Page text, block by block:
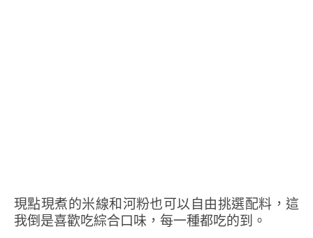
現點現煮的米線和河粉也可以自由挑選配料，這
我倒是喜歡吃綜合口味，每一種都吃的到。